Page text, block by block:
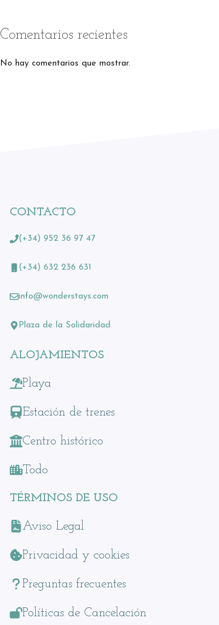
Comentarios recientes
No hay comentarios que mostrar.
CONTACTO
(+34) 952 36 97 47
(+34) 632 236 631
info@wonderstays.com
Plaza de la Solidaridad
ALOJAMIENTOS
Playa
Estación de trenes
Centro histórico
Todo
TÉRMINOS DE USO
Aviso Legal
Privacidad y cookies
Preguntas frecuentes
Políticas de Cancelación